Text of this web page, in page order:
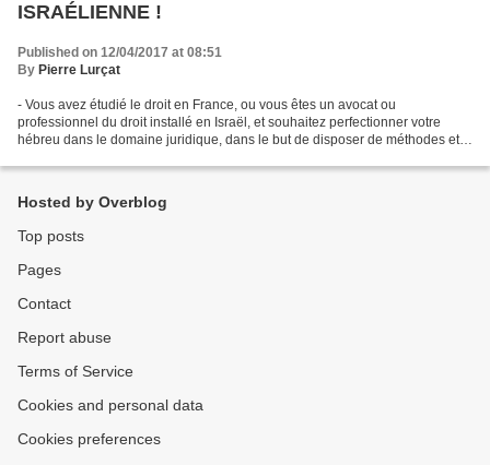
ISRAÉLIENNE !
Published on 12/04/2017 at 08:51
By Pierre Lurçat
- Vous avez étudié le droit en France, ou vous êtes un avocat ou
professionnel du droit installé en Israël, et souhaitez perfectionner votre
hébreu dans le domaine juridique, dans le but de disposer de méthodes et
Hosted by Overblog
Top posts
Pages
Contact
Report abuse
Terms of Service
Cookies and personal data
Cookies preferences